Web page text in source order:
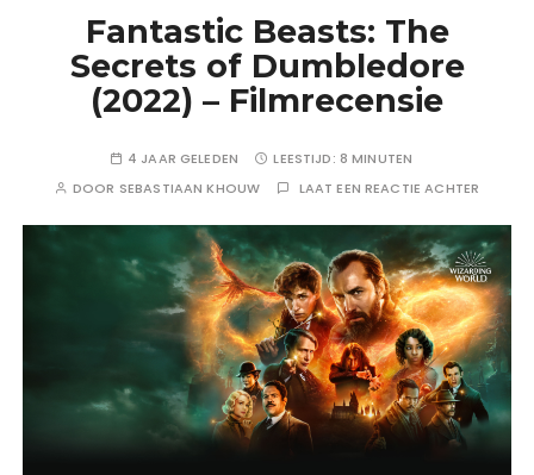
Fantastic Beasts: The
Secrets of Dumbledore
(2022) – Filmrecensie
4 JAAR GELEDEN LEESTIJD: 8 MINUTEN
DOOR SEBASTIAAN KHOUW LAAT EEN REACTIE ACHTER